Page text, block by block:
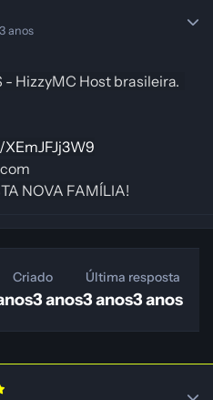
3 anos
- HizzyMC Host brasileira.
NOVA FAMÍLIA!
Criado
3 anos
Última resposta
3 anos3 anos